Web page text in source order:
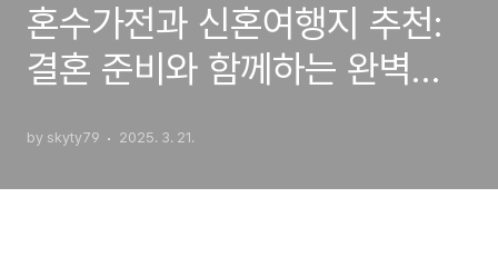
혼수가전과 신혼여행지 추천:
결혼 준비와 함께하는 완벽한
by skyty79 2025. 3. 21.